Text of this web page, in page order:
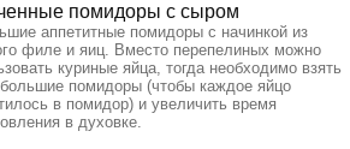
помидоры с сыром
аппетитные помидоры с начинкой из
филе и яиц. Вместо перепелиных можно
куриные яйца, тогда необходимо взять
помидоры (чтобы каждое яйцо
в помидор) и увеличить время
в духовке.